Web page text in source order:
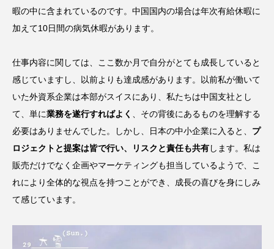
暇の中に含まれているのです。中国国内の場合は年次有給休暇に
加えて10日間の病気休暇があります。
仕事内容に関しては、ここ数か月で自分がとても成長していると
感じていますし、以前よりも達成感があります。以前私が働いて
いた外資系企業は本部がスイスにあり、私たちは中国支社とし
て、単に業務を遂行すればよく
、その背後にあるものを理解する
必要はありませんでした。しかし、日本の中小企業に入ると、 プ
ロジェクトと提案は皆で行い、リスクと責任も共有します。私は
販売だけでなく企画やマーケティングも担当しているようで、こ
れにより全体的な視点を持つことができ、成長の喜びを身にしみ
て感じています。